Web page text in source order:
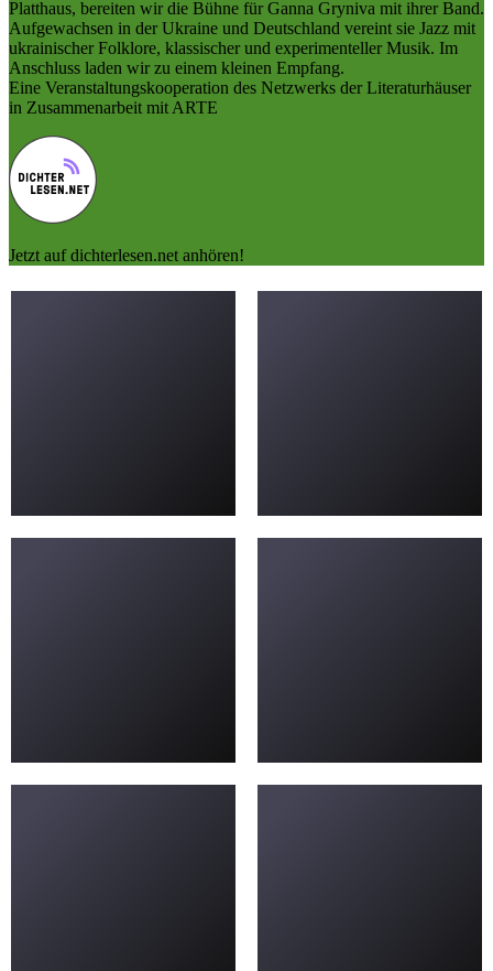
Platthaus, bereiten wir die Bühne für Ganna Gryniva mit ihrer Band.
Aufgewachsen in der Ukraine und Deutschland vereint sie Jazz mit
ukrainischer Folklore, klassischer und experimenteller Musik. Im
Anschluss laden wir zu einem kleinen Empfang.
Eine Veranstaltungskooperation des Netzwerks der Literaturhäuser
in Zusammenarbeit mit ARTE
Jetzt auf dichterlesen.net anhören!